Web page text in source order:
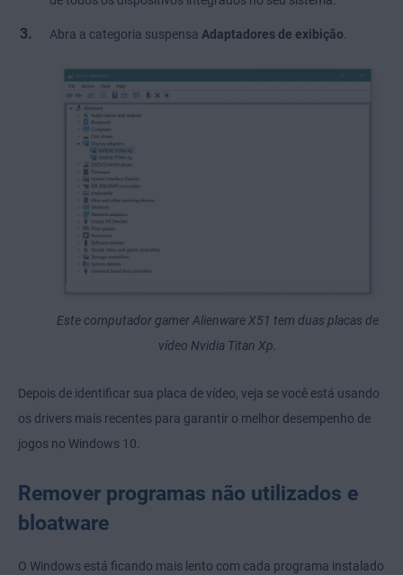
Abra a categoria suspensa Adaptadores de exibição
Este computador gamer Alienware X51 tem duas placas de
vídeo Nvidia Titan Xp.
Depois de identificar sua placa de vídeo, veja se você está usando
os drivers mais recentes para garantir o melhor desempenho de
jogos no Windows 10.
Remover programas não utilizados e
bloatware
O Windows está ficando mais lento com cada programa instalado